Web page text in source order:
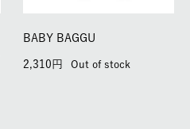
BABY BAGGU
2,310 Out of stock